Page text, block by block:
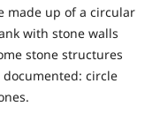
made up of a circular
with stone walls
stone structures
circle